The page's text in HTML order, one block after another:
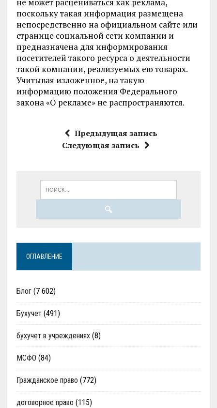
поскольку такая информация размещена
непосредственно на официальном сайте или
странице социальной сети компании и
предназначена для информирования
посетителей такого ресурса о деятельности
такой компании, реализуемых ею товарах.
Учитывая изложенное, на такую
информацию положения Федерального
закона «О рекламе» не распространяются.
Предыдущая запись
Следующая запись
ОГЛАВЛЕНИЕ
Блог(7 602)
Бухучет(491)
бухучет в учреждениях(8)
МСФО (84)
Гражданское право (772)
договорное право (115)